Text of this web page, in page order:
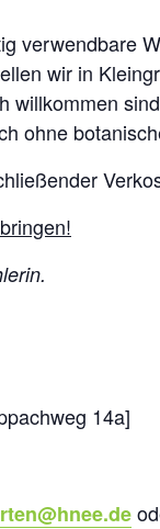
verwendbare
wir in
willkommen
ohne
14a]